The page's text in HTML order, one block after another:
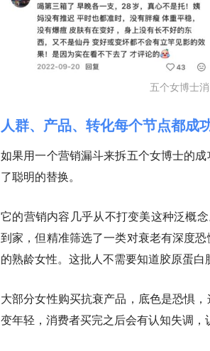
五个女博士
人群、产品、转化每个节点都成
如果用一个营销漏斗来拆五个女博士的
了聪明的替换。
它的营销内容几乎从不打变美这种泛概
到家，但精准筛选了一类对衰老有深度
的熟龄女性。这批人不需要知道胶原蛋白
大部分女性购买抗衰产品，底色是恐惧
变年轻，消费者买完之后会有认知失调，